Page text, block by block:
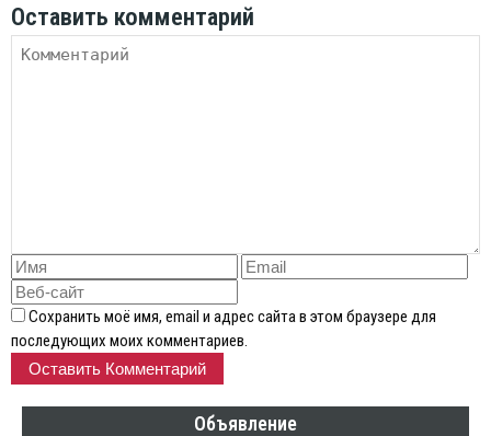
Оставить комментарий
Сохранить моё имя, email и адрес сайта в этом браузере для
последующих моих комментариев.
Объявление